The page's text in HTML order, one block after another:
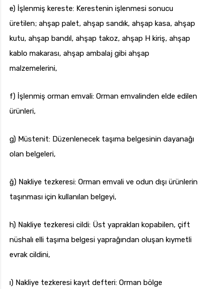
e) İşlenmiş kereste: Kerestenin işlenmesi sonucu
üretilen; ahşap palet, ahşap sandık, ahşap kasa, ahşap
kutu, ahşap bandıl, ahşap takoz, ahşap H kiriş, ahşap
kablo makarası, ahşap ambalaj gibi ahşap
malzemelerini,
f) İşlenmiş orman emvali: Orman emvalinden elde edilen
ürünleri,
g) Müstenit: Düzenlenecek taşıma belgesinin dayanağı
olan belgeleri,
ğ) Nakliye tezkeresi: Orman emvali ve odun dışı ürünlerin
taşınması için kullanılan belgeyi,
h) Nakliye tezkeresi cildi: Üst yaprakları kopabilen, çift
nüshalı elli taşıma belgesi yaprağından oluşan kıymetli
evrak cildini,
ı) Nakliye tezkeresi kayıt defteri: Orman bölge